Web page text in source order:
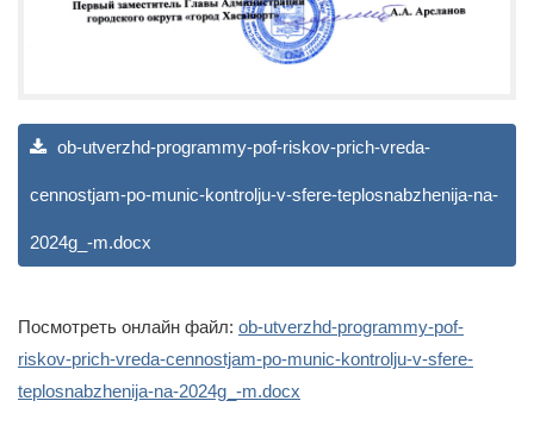
ob-utverzhd-programmy-pof-riskov-prich-vreda-
cennostjam-po-munic-kontrolju-v-sfere-teplosnabzhenija-na-
2024g_-m.docx
Посмотреть онлайн файл: ob-utverzhd-programmy-pof-
riskov-prich-vreda-cennostjam-po-munic-kontrolju-v-sfere-
teplosnabzhenija-na-2024g_-m.docx